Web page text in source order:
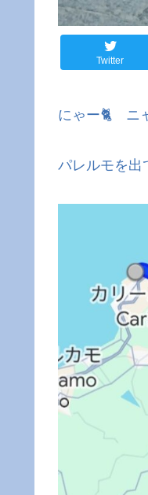
Twitter
にゃー🐈 ニ
パレルモを出